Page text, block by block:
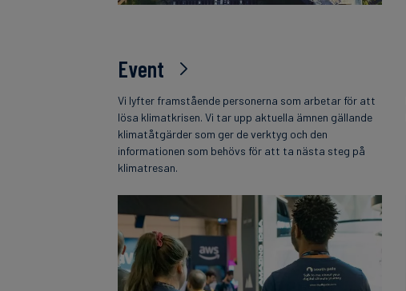
Event
Vi lyfter framstående personerna som arbetar för att
lösa klimatkrisen. Vi tar upp aktuella ämnen gällande
klimatåtgärder som ger de verktyg och den
informationen som behövs för att ta nästa steg på
klimatresan.